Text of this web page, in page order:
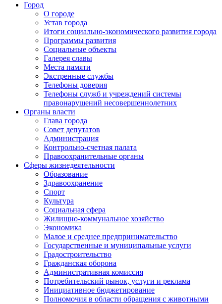
Город
О городе
Устав города
Итоги социально-экономического развития города
Программы развития
Социальные объекты
Галерея славы
Места памяти
Экстренные службы
Телефоны доверия
Телефоны служб и учреждений системы
правонарушений несовершеннолетних
Органы власти
Глава города
Совет депутатов
Администрация
Контрольно-счетная палата
Правоохранительные органы
Сферы жизнедеятельности
Образование
Здравоохранение
Спорт
Культура
Социальная сфера
Жилищно-коммунальное хозяйство
Экономика
Малое и среднее предпринимательство
Государственные и муниципальные услуги
Градостроительство
Гражданская оборона
Административная комиссия
Потребительский рынок, услуги и реклама
Инициативное бюджетирование
Полномочия в области обращения с животными